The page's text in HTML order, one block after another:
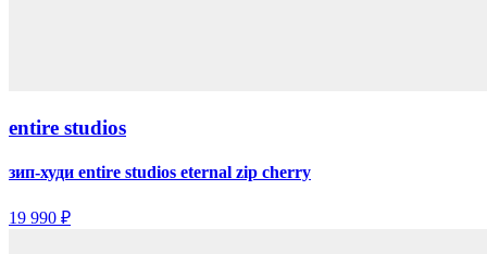
entire studios
зип-худи entire studios eternal zip cherry
19 990 ₽